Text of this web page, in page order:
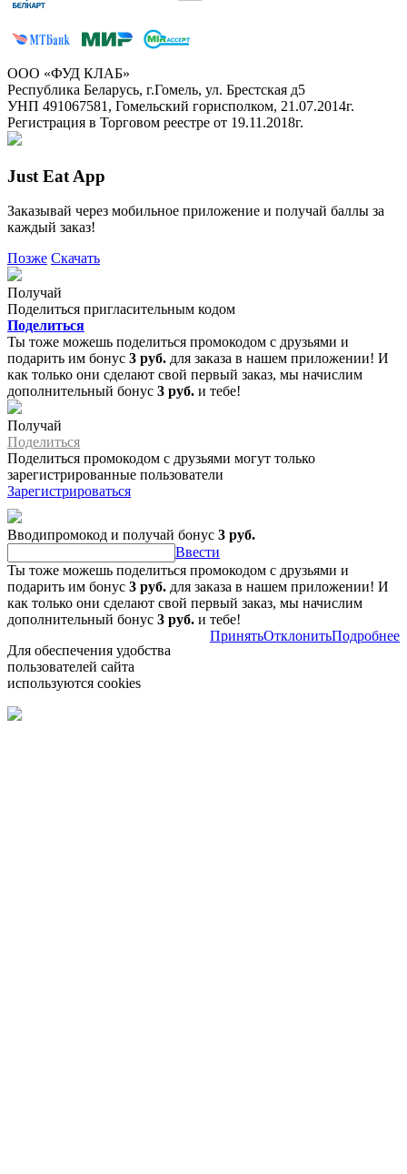
ООО «ФУД КЛАБ»
Республика Беларусь, г.Гомель, ул. Брестская д5
УНП 491067581, Гомельский горисполком, 21.07.2014г.
Регистрация в Торговом реестре от 19.11.2018г.
Just Eat App
Заказывай через мобильное приложение и получай баллы за
каждый заказ!
Позже Скачать
Получай
Поделиться пригласительным кодом
Поделиться
Ты тоже можешь поделиться промокодом с друзьями и
подарить им бонус 3 руб. для заказа в нашем приложении! И
как только они сделают свой первый заказ, мы начислим
дополнительный бонус 3 руб. и тебе!
Получай
Поделиться
Поделиться промокодом с друзьями могут только
зарегистрированные пользователи
Зарегистрироваться
Вводипромокод и получай бонус 3 руб.
Ввести
Ты тоже можешь поделиться промокодом с друзьями и
подарить им бонус 3 руб. для заказа в нашем приложении! И
как только они сделают свой первый заказ, мы начислим
дополнительный бонус 3 руб. и тебе!
Для обеспечения удобства
пользователей сайта
используются cookies
ПринятьОтклонитьПодробнее